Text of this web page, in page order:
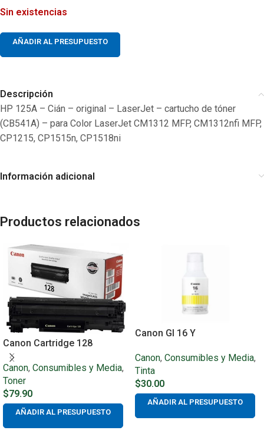
Sin existencias
AÑADIR AL PRESUPUESTO
Descripción
HP 125A – Cián – original – LaserJet – cartucho de tóner
(CB541A) – para Color LaserJet CM1312 MFP, CM1312nfi MFP,
CP1215, CP1515n, CP1518ni
Información adicional
Productos relacionados
Canon Cartridge 128
Canon, Consumibles y Media,
Toner
$79.90
AÑADIR AL PRESUPUESTO
Canon GI 16 Y
Canon, Consumibles y Media,
Tinta
$30.00
AÑADIR AL PRESUPUESTO